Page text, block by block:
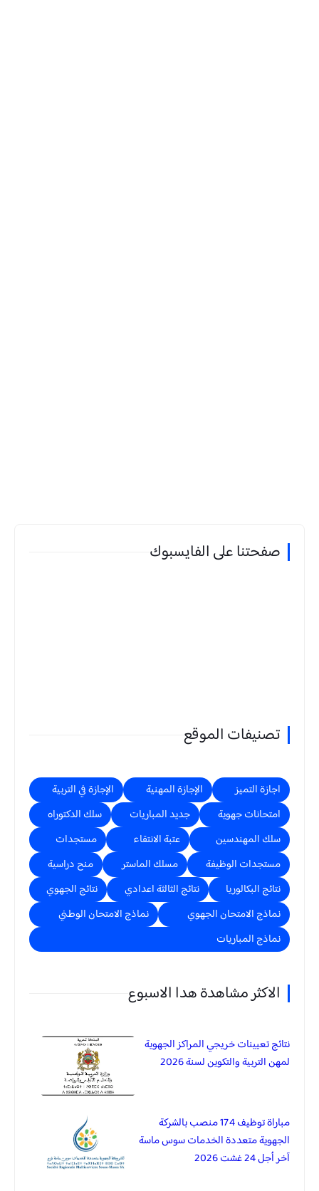
صفحتنا على الفايسبوك
تصنيفات الموقع
اجازة التميز الإجازة المهنية
الإجازة في التربية
امتحانات جهوية
جديد المباريات
سلك الدكتوراه
سلك المهندسين
عتبة الانتقاء
مستجدات
مستجدات الوظيفة
مسلك الماستر
منح دراسية
نتائج البكالوريا
نتائج الثالثة اعدادي
نتائج الجهوي
نماذج الامتحان الجهوي
نماذج الامتحان الوطني
نماذج المباريات
الاكثر مشاهدة هدا الاسبوع
نتائج تعيينات خريجي المراكز الجهوية
لمهن التربية والتكوين لسنة 2026
مباراة توظيف 174 منصب بالشركة
الجهوية متعددة الخدمات سوس ماسة
آخر أجل 24 غشت 2026